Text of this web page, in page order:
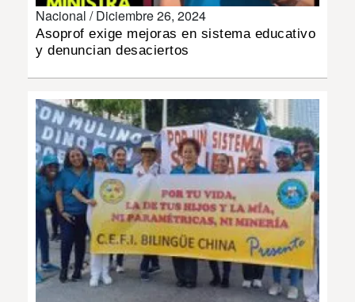
DEPORTES
MUNDO
INSÓLITAS
MULTIMEDIA
IMPRESO
Nacional /Diciembre 26, 2024
Asoprof exige mejoras en sistema educativo
y denuncian desaciertos